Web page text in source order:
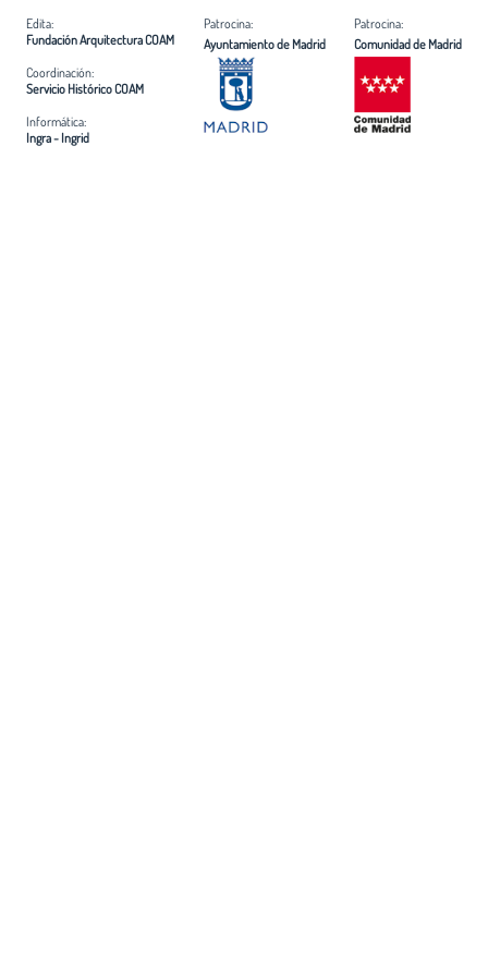
Edita:
Fundación Arquitectura COAM
Coordinación:
Servicio Histórico COAM
Informática:
Ingra - Ingrid
Patrocina:
Ayuntamiento de Madrid
Patrocina:
Comunidad de Madrid